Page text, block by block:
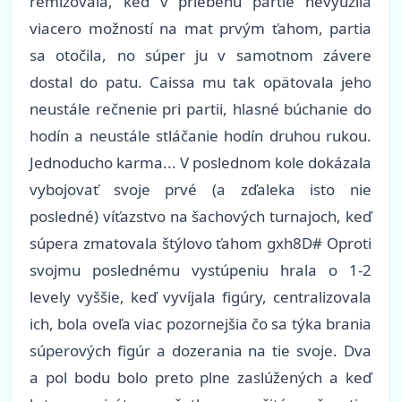
viacero možností na mat prvým ťahom, partia
sa otočila, no súper ju v samotnom závere
dostal do patu. Caissa mu tak opätovala jeho
neustále rečnenie pri partii, hlasné búchanie do
hodín a neustále stláčanie hodín druhou rukou.
Jednoducho karma... V poslednom kole dokázala
vybojovať svoje prvé (a zďaleka isto nie
posledné) víťazstvo na šachových turnajoch, keď
súpera zmatovala štýlovo ťahom gxh8D# Oproti
svojmu poslednému vystúpeniu hrala o 1-2
levely vyššie, keď vyvíjala figúry, centralizovala
ich, bola oveľa viac pozornejšia čo sa týka brania
súperových figúr a dozerania na tie svoje. Dva
a pol bodu bolo preto plne zaslúžených a keď